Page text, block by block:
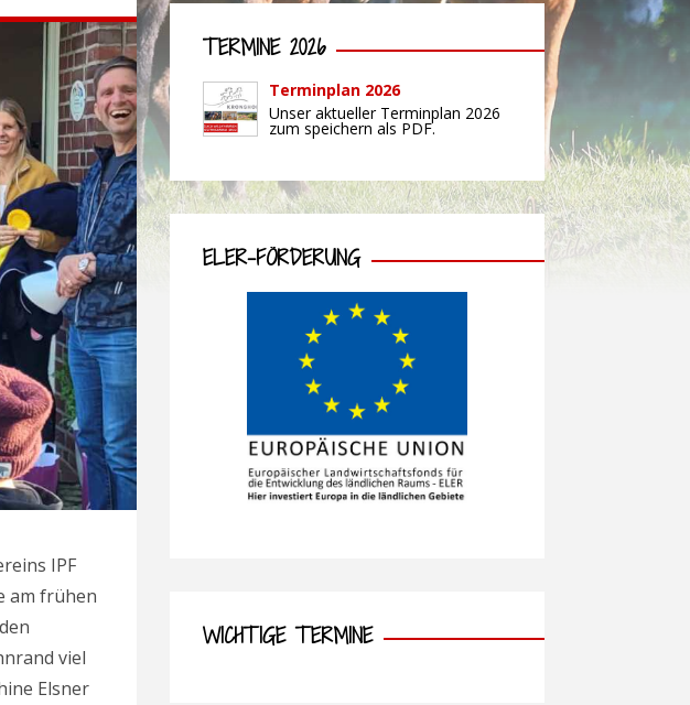
IPF
am frühen
viel
Elsner
TERMINE 2026
Terminplan 2026
Unser aktueller Terminplan 2026
zum speichern als PDF.
ELER-FÖRDERUNG
WICHTIGE TERMINE